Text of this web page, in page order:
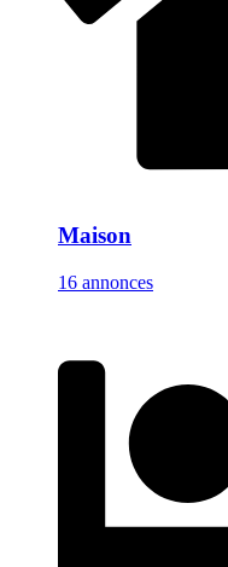
Maison
16 annonces